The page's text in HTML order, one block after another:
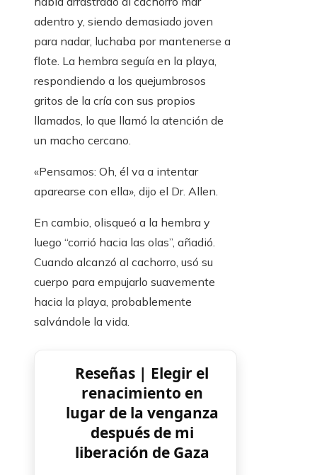
adentro y, siendo demasiado joven
para nadar, luchaba por mantenerse a
flote. La hembra seguía en la playa,
respondiendo a los quejumbrosos
gritos de la cría con sus propios
llamados, lo que llamó la atención de
un macho cercano.
«Pensamos: Oh, él va a intentar
aparearse con ella», dijo el Dr. Allen.
En cambio, olisqueó a la hembra y
luego “corrió hacia las olas”, añadió.
Cuando alcanzó al cachorro, usó su
cuerpo para empujarlo suavemente
hacia la playa, probablemente
salvándole la vida.
Reseñas | Elegir el
renacimiento en
lugar de la venganza
después de mi
liberación de Gaza